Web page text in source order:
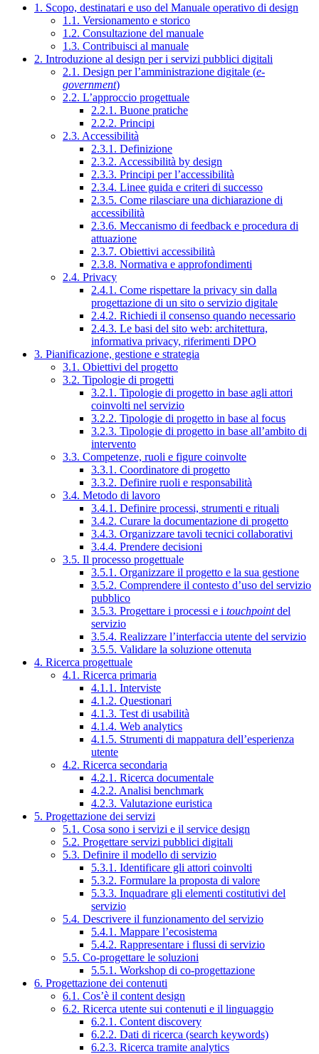
1. Scopo, destinatari e uso del Manuale operativo di design
1.1. Versionamento e storico
1.2. Consultazione del manuale
1.3. Contribuisci al manuale
2. Introduzione al design per i servizi pubblici digitali
2.1. Design per l’amministrazione digitale (e-
government)
2.2. L’approccio progettuale
2.2.1. Buone pratiche
2.2.2. Principi
2.3. Accessibilità
2.3.1. Definizione
2.3.2. Accessibilità by design
2.3.3. Principi per l’accessibilità
2.3.4. Linee guida e criteri di successo
2.3.5. Come rilasciare una dichiarazione di
accessibilità
2.3.6. Meccanismo di feedback e procedura di
attuazione
2.3.7. Obiettivi accessibilità
2.3.8. Normativa e approfondimenti
2.4. Privacy
2.4.1. Come rispettare la privacy sin dalla
progettazione di un sito o servizio digitale
2.4.2. Richiedi il consenso quando necessario
2.4.3. Le basi del sito web: architettura,
informativa privacy, riferimenti DPO
3. Pianificazione, gestione e strategia
3.1. Obiettivi del progetto
3.2. Tipologie di progetti
3.2.1. Tipologie di progetto in base agli attori
coinvolti nel servizio
3.2.2. Tipologie di progetto in base al focus
3.2.3. Tipologie di progetto in base all’ambito di
intervento
3.3. Competenze, ruoli e figure coinvolte
3.3.1. Coordinatore di progetto
3.3.2. Definire ruoli e responsabilità
3.4. Metodo di lavoro
3.4.1. Definire processi, strumenti e rituali
3.4.2. Curare la documentazione di progetto
3.4.3. Organizzare tavoli tecnici collaborativi
3.4.4. Prendere decisioni
3.5. Il processo progettuale
3.5.1. Organizzare il progetto e la sua gestione
3.5.2. Comprendere il contesto d’uso del servizio
pubblico
3.5.3. Progettare i processi e i touchpointdel
servizio
3.5.4. Realizzare l’interfaccia utente del servizio
3.5.5. Validare la soluzione ottenuta
4. Ricerca progettuale
4.1. Ricerca primaria
4.1.1. Interviste
4.1.2. Questionari
4.1.3. Test di usabilità
4.1.4. Web analytics
4.1.5. Strumenti di mappatura dell’esperienza
utente
4.2. Ricerca secondaria
4.2.1. Ricerca documentale
4.2.2. Analisi benchmark
4.2.3. Valutazione euristica
5. Progettazione dei servizi
5.1. Cosa sono i servizi e il service design
5.2. Progettare servizi pubblici digitali
5.3. Definire il modello di servizio
5.3.1. Identificare gli attori coinvolti
5.3.2. Formulare la proposta di valore
5.3.3. Inquadrare gli elementi costitutivi del
servizio
5.4. Descrivere il funzionamento del servizio
5.4.1. Mappare l’ecosistema
5.4.2. Rappresentare i flussi di servizio
5.5. Co-progettare le soluzioni
5.5.1. Workshop di co-progettazione
6. Progettazione dei contenuti
6.1. Cos’è il content design
6.2. Ricerca utente sui contenuti e il linguaggio
6.2.1. Content discovery
6.2.2. Dati di ricerca (search keywords)
6.2.3. Ricerca tramite analytics